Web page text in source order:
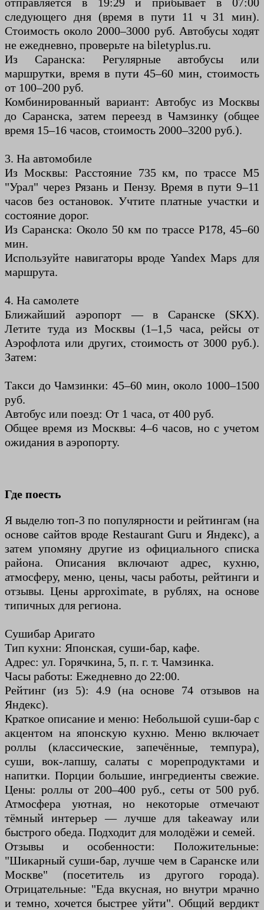
следующего дня (время в пути 11 ч 31 мин).
Стоимость около 2000–3000 руб. Автобусы ходят
не ежедневно, проверьте на biletyplus.ru.
Из Саранска: Регулярные автобусы или
маршрутки, время в пути 45–60 мин, стоимость
от 100–200 руб.
Комбинированный вариант: Автобус из Москвы
до Саранска, затем переезд в Чамзинку (общее
время 15–16 часов, стоимость 2000–3200 руб.).
3. На автомобиле
Из Москвы: Расстояние 735 км, по трассе М5
"Урал" через Рязань и Пензу. Время в пути 9–11
часов без остановок. Учтите платные участки и
состояние дорог.
Из Саранска: Около 50 км по трассе Р178, 45–60
мин.
Используйте навигаторы вроде Yandex Maps для
маршрута.
4. На самолете
Ближайший аэропорт — в Саранске (SKX).
Летите туда из Москвы (1–1,5 часа, рейсы от
Аэрофлота или других, стоимость от 3000 руб.).
Затем:
Такси до Чамзинки: 45–60 мин, около 1000–1500
руб.
Автобус или поезд: От 1 часа, от 400 руб.
Общее время из Москвы: 4–6 часов, но с учетом
ожидания в аэропорту.
Где поесть
Я выделю топ-3 по популярности и рейтингам (на
основе сайтов вроде Restaurant Guru и Яндекс), а
затем упомяну другие из официального списка
района. Описания включают адрес, кухню,
атмосферу, меню, цены, часы работы, рейтинги и
отзывы. Цены approximate, в рублях, на основе
типичных для региона.
Сушибар Аригато
Тип кухни: Японская, суши-бар, кафе.
Адрес: ул. Горячкина, 5, п. г. т. Чамзинка.
Часы работы: Ежедневно до 22:00.
Рейтинг (из 5): 4.9 (на основе 74 отзывов на
Яндекс).
Краткое описание и меню: Небольшой суши-бар с
акцентом на японскую кухню. Меню включает
роллы (классические, запечённые, темпура),
суши, вок-лапшу, салаты с морепродуктами и
напитки. Порции большие, ингредиенты свежие.
Цены: роллы от 200–400 руб., сеты от 500 руб.
Атмосфера уютная, но некоторые отмечают
тёмный интерьер — лучше для takeaway или
быстрого обеда. Подходит для молодёжи и семей.
Отзывы и особенности: Положительные:
"Шикарный суши-бар, лучше чем в Саранске или
Москве" (посетитель из другого города).
Отрицательные: "Еда вкусная, но внутри мрачно
и темно, хочется быстрее уйти". Общий вердикт